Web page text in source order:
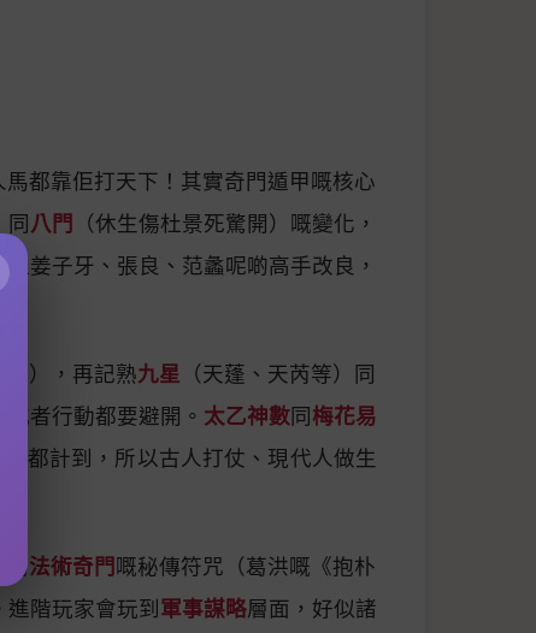
都靠佢打天下！其實奇門遁甲嘅核心
同八門 （休生傷杜景死驚開）嘅變化，
過姜子牙、張良、范蠡呢啲高手改良，
），再記熟九星 （天蓬、天芮等）同
者行動都要避開。 太乙神數同梅花易
都計到，所以古人打仗、現代人做生
用法術奇門嘅秘傳符咒（葛洪嘅《抱朴
階玩家會玩到軍事謀略層面，好似諸